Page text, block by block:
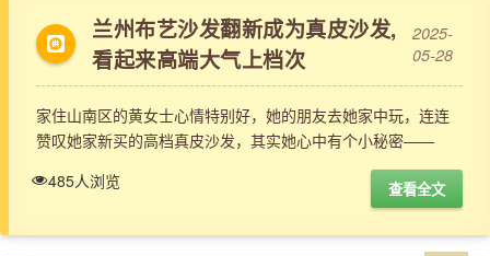
兰州布艺沙发翻新成为真皮沙发,
看起来高端大气上档次
2025-
05-28
家住山南区的黄女士心情特别好，她的朋友去她家中玩，连连
赞叹她家新买的高档真皮沙发，其实她心中有个小秘密——
485人浏览
查看全文